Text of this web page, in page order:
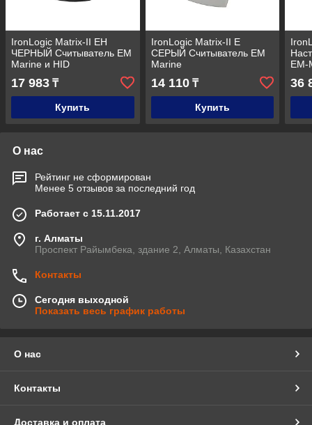
IronLogic Matrix-II EH
ЧЕРНЫЙ Считыватель EM
Marine и HID
17 983 ₸
Купить
IronLogic Matrix-II E
СЕРЫЙ Считыватель EM
Marine
14 110₸
Купить
EM-
36
О нас
Рейтинг не сформирован
Менее 5 отзывов за последний год
Работает с 15.11.2017
г. Алматы
Проспект Райымбека, здание 2, Алматы, Казахстан
Контакты
Сегодня выходной
Показать весь график работы
О нас
Контакты
Доставка и оплата